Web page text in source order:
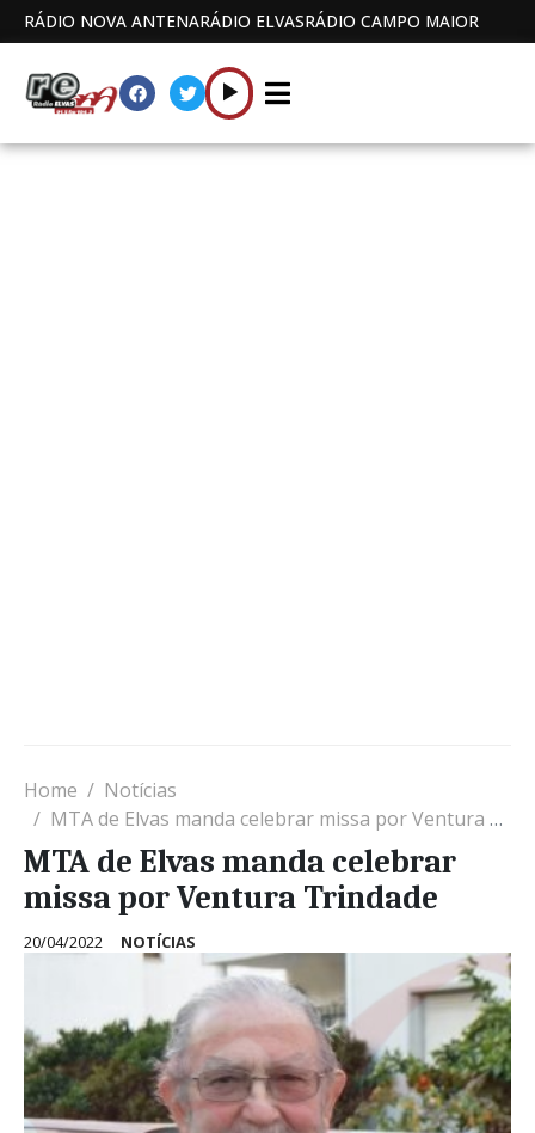
RÁDIO NOVA ANTENARÁDIO ELVASRÁDIO CAMPO MAIOR
Home
Notícias
MTA de Elvas manda celebrar missa por Ventura Trindade
MTA de Elvas manda celebrar
missa por Ventura Trindade
20/04/2022 NOTÍCIAS